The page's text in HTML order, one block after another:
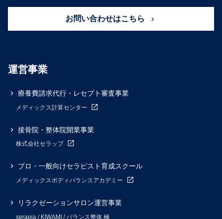
お問い合わせはこちら
運営事業
療養費請求代行・レセプト審査事業
メディックス計算センター
接骨院・整体院開業事業
株式会社セラップ
プロ・一般向けセラピスト育成スクール
メディックスボディバランスアカデミー
リラクゼーションサロン運営事業
serapia / KIWAMI / バランス整体 極